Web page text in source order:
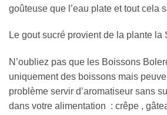
goûteuse que l’eau plate et tout cela
Le gout sucré provient de la plante la
N’oubliez pas que les Boissons
uniquement des boissons mais
problème servir d’aromatiseur sans
dans votre alimentation : crêpe ,